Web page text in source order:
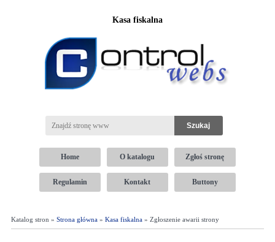
Kasa fiskalna
Home O katalogu Zgłoś stronę
Regulamin Kontakt Buttony
Katalog stron » Strona główna» Kasa fiskalna» Zgłoszenie awarii strony